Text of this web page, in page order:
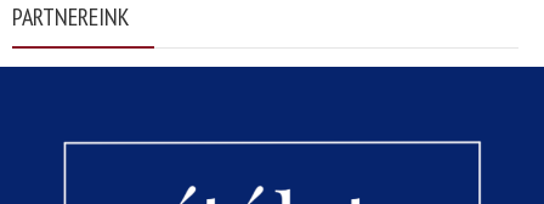
PARTNEREINK